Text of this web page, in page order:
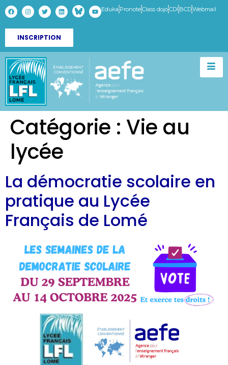
Eduka PronoteClass dojoCDI BCDWebmail
INSCRIPTION
Catégorie : Vie au
lycée
La démocratie scolaire en
pratique au Lycée
Français de Lomé